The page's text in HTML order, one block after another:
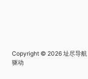
Copyright © 2026 址尽导航
驱动